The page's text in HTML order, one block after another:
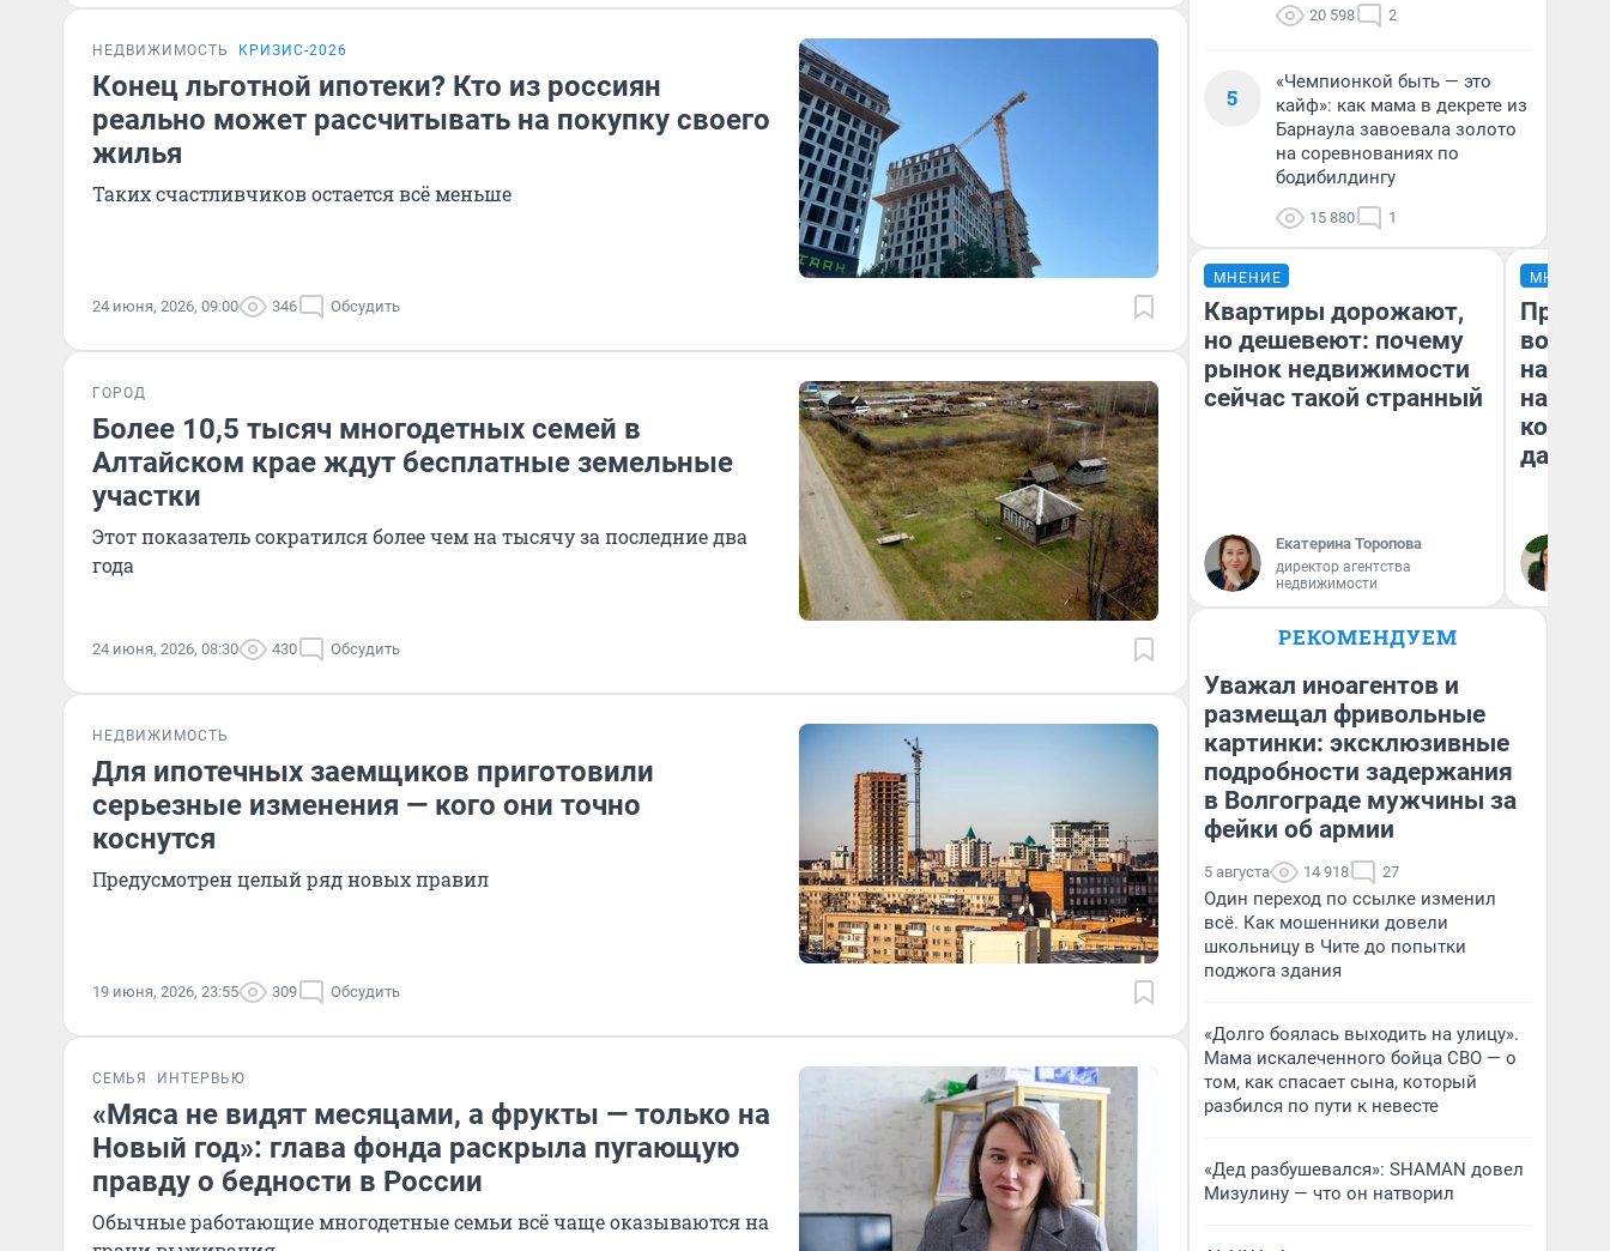
НЕДВИЖИМОСТЬ КРИЗИС-2026
Конец льготной ипотеки? Кто из россиян
реально может рассчитывать на покупку своего
жилья
Таких счастливчиков остается всё меньше
24 июня, 2026, 09:00 346 Обсудить
ГОРОД
Более 10,5 тысяч многодетных семей в
Алтайском крае ждут бесплатные земельные
участки
Этот показатель сократился более чем на тысячу за последние два
года
24 июня, 2026, 08:30 430 Обсудить
НЕДВИЖИМОСТЬ
Для ипотечных заемщиков приготовили
серьезные изменения — кого они точно
коснутся
Предусмотрен целый ряд новых правил
19 июня, 2026, 23:55 309 Обсудить
СЕМЬЯ ИНТЕРВЬЮ
«Мяса не видят месяцами, а фрукты — только на
Новый год»: глава фонда раскрыла пугающую
правду о бедности в России
Обычные работающие многодетные семьи всё чаще оказываются на
20 598 2
5
«Чемпионкой быть — это
кайф»: как мама в декрете из
Барнаула завоевала золото
на соревнованиях по
бодибилдингу
15 880 1
МНЕНИЕ
Квартиры дорожают,
но дешевеют: почему
рынок недвижимости
сейчас такой странный
Екатерина Торопова
директор агентства
недвижимости
МНЕНИЕ
нам
даже
РЕКОМЕНДУЕМ
Уважал иноагентов и
размещал фривольные
картинки: эксклюзивные
подробности задержания
в Волгограде мужчины за
фейки об армии
5 августа 14 918 27
Один переход по ссылке изменил
всё. Как мошенники довели
школьницу в Чите до попытки
поджога здания
«Долго боялась выходить на улицу».
Мама искалеченного бойца СВО — о
том, как спасает сына, который
разбился по пути к невесте
«Дед разбушевался»: SHAMAN довел
Мизулину — что он натворил